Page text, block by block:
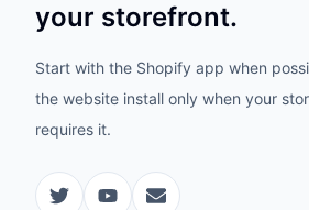
your storefront.
Start with the Shopify app when
the website install only when your
requires it.